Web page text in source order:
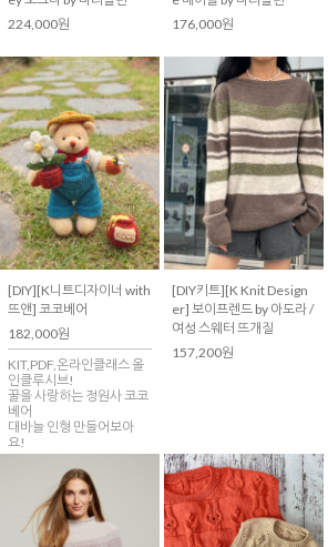
224,000원
176,000원
[DIY][K니트디자이너 with
뜨앤] 코코베어
182,000원
KIT,PDF,온라인클래스 올
인클루시브!
꿀을 사랑하는 정원사 코코
베어
대바늘 인형 만들어보아
요!
[DIY키트][K Knit Design
er] 보이프렌드 by 아도라 /
여성 스웨터 뜨개질
157,200원